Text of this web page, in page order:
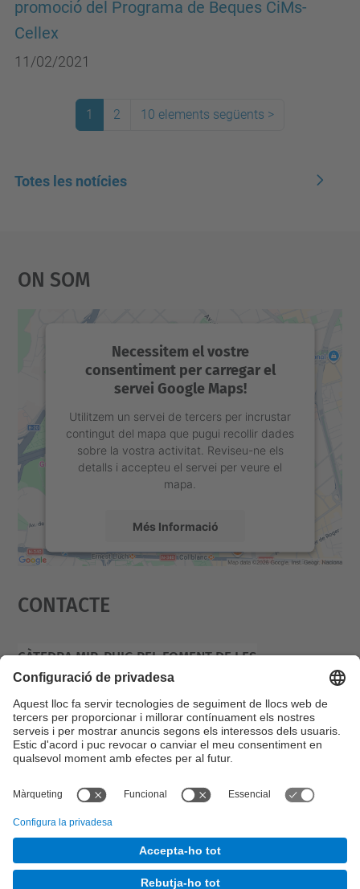
promoció del Programa de Beques CiMs-
Cellex
11/02/2021
1 2 10 elements següents >
Totes les notícies
On Som
Necessitem el vostre
consentiment per carregar el
servei Google Maps!
Utilitzem un servei de tercers per incrustar
contingut del mapa que pugui recollir dades
sobre la vostra activitat. Reviseu-ne els
detalls i accepteu el servei per veure el
mapa.
Més Informació
powered by
Contacte
Càtedra Mir-Puig Pel Foment De Les
Matemàtiques I La Recerca Del Talent Jove
Campus Diagonal Sud, Edifici U.
C. Pau Gargallo, 14 08028 Barcelona